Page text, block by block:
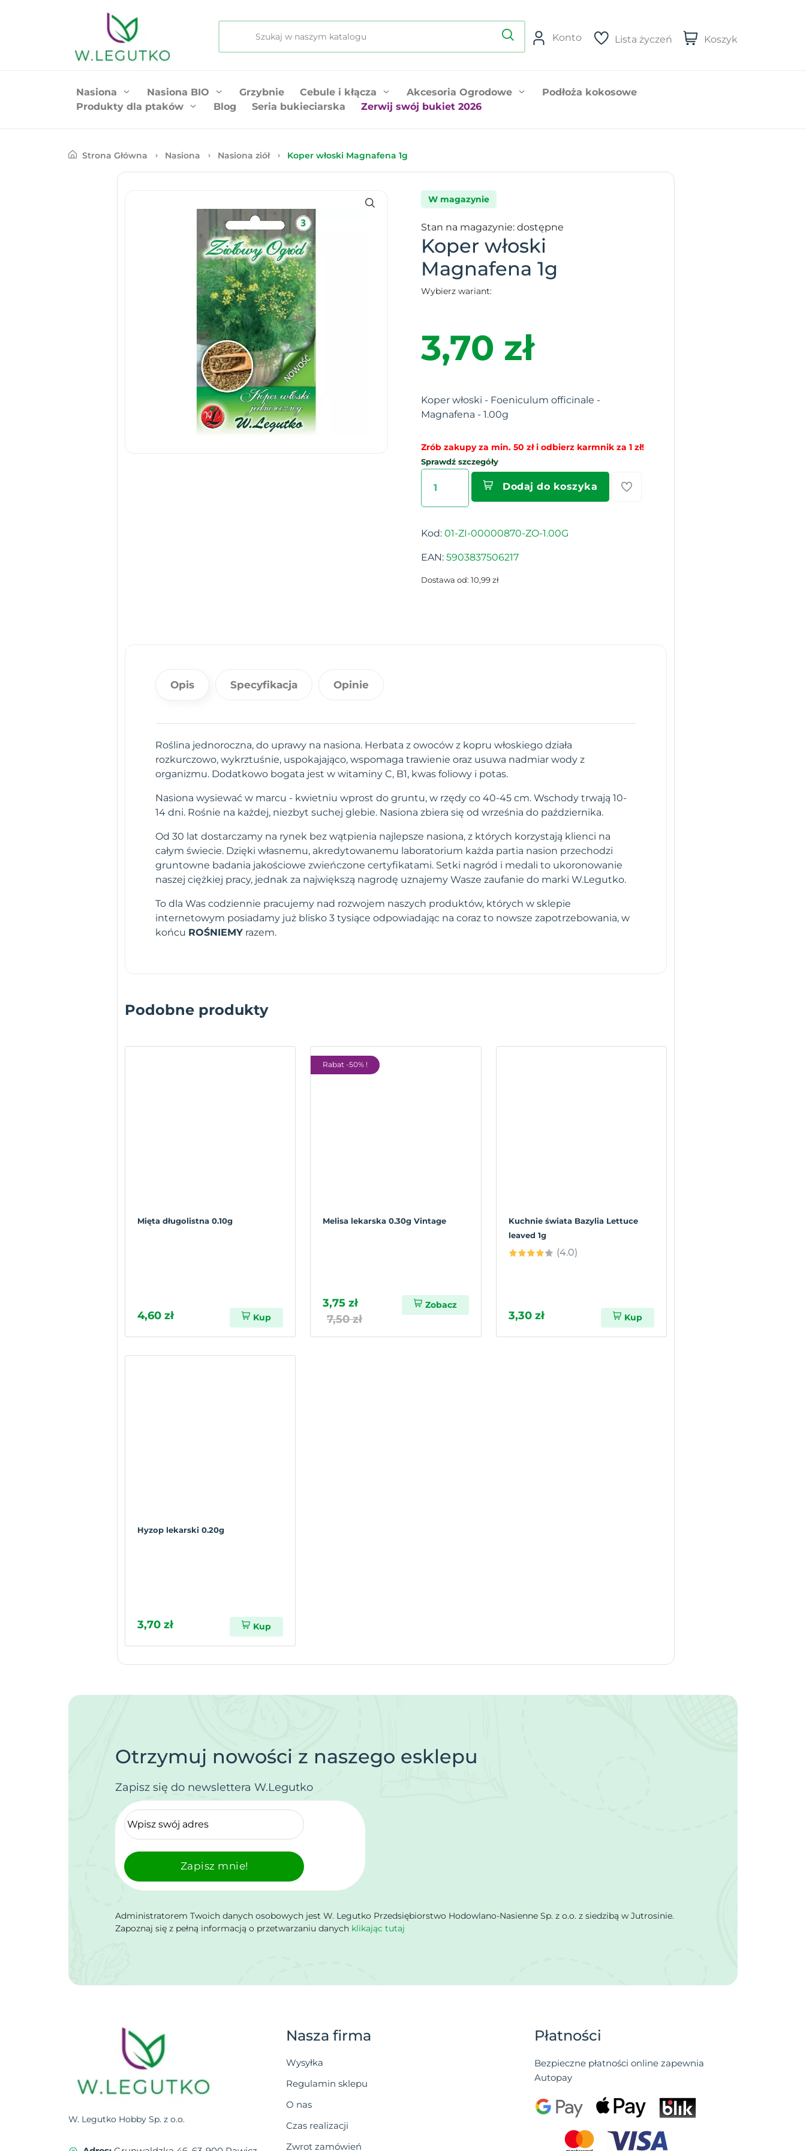
Konto Lista życzeń Koszyk
Nasiona Nasiona BIO Grzybnie Cebule i kłącza Akcesoria Ogrodowe
Podłoża kokosowe
Produkty dla ptaków
Blog Seria bukieciarska Zerwij swój bukiet 2026
Strona Główna Nasiona Nasiona ziół Koper włoski Magnafena 1g
W magazynie
Stan na magazynie: dostępne
Koper włoski
Magnafena 1g
Wybierz wariant:
3,70 zł
Koper włoski - Foeniculum officinale -
Magnafena - 1.00g
Zrób zakupy za min. 50 zł i odbierz karmnik za 1 zł!
Sprawdź szczegóły
Dodaj do koszyka
Kod: 01-ZI-00000870-ZO-1.00G
EAN: 5903837506217
Dostawa od: 10,99 zł
Opis Specyfikacja Opinie
Roślina jednoroczna, do uprawy na nasiona. Herbata z owoców z kopru włoskiego działa
rozkurczowo, wykrztuśnie, uspokajająco, wspomaga trawienie oraz usuwa nadmiar wody z
organizmu. Dodatkowo bogata jest w witaminy C, B1, kwas foliowy i potas.
Nasiona wysiewać w marcu - kwietniu wprost do gruntu, w rzędy co 40-45 cm. Wschody trwają 10-
14 dni. Rośnie na każdej, niezbyt suchej glebie. Nasiona zbiera się od września do października.
Od 30 lat dostarczamy na rynek bez wątpienia najlepsze nasiona, z których korzystają klienci na
całym świecie. Dzięki własnemu, akredytowanemu laboratorium każda partia nasion przechodzi
gruntowne badania jakościowe zwieńczone certyfikatami. Setki nagród i medali to ukoronowanie
naszej ciężkiej pracy, jednak za największą nagrodę uznajemy Wasze zaufanie do marki W.Legutko.
To dla Was codziennie pracujemy nad rozwojem naszych produktów, których w sklepie
internetowym posiadamy już blisko 3 tysiące odpowiadając na coraz to nowsze zapotrzebowania, w
końcu ROŚNIEMY razem.
Podobne produkty
Mięta długolistna 0.10g
4,60 zł Kup
Rabat -50% !
Melisa lekarska 0.30g Vintage
3,75 zł
7,50 zł
Zobacz
Kuchnie świata Bazylia Lettuce
leaved 1g
(4.0)
3,30 zł Kup
Hyzop lekarski 0.20g
3,70 zł Kup
Otrzymuj nowości z naszego esklepu
Zapisz się do newslettera W.Legutko
Zapisz mnie!
Administratorem Twoich danych osobowych jest W. Legutko Przedsiębiorstwo Hodowlano-Nasienne Sp. z o.o. z siedzibą w Jutrosinie.
Zapoznaj się z pełną informacją o przetwarzaniu danych klikając tutaj
W. Legutko Hobby Sp. z o.o.
Nasza firma
Wysyłka
Regulamin sklepu
O nas
Czas realizacji
Zwrot zamówień
Płatności
Bezpieczne płatności online zapewnia
Autopay